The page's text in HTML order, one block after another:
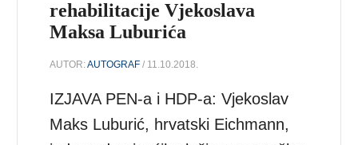
rehabilitacije Vjekoslava
Maksa Luburića
AUTOR:AUTOGRAF / 11.10.2018.
IZJAVA PEN-a i HDP-a: Vjekoslav
Maks Luburić, hrvatski Eichmann,